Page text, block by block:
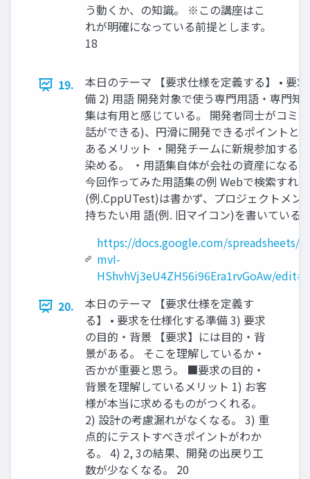
う動くか、の知識。 ※この講座はこ
れが明確になっている前提とします。
18
19.
本日のテーマ 【要求仕様を定義する】 • 要
備 2) 用語 開発対象で使う専門用語・専門知
集は有用と感じている。 開発者同士がコミ
話ができる)、円滑に開発できるポイントと
あるメリット ・開発チームに新規参加する
染める。 ・用語集自体が会社の資産になる
今回作ってみた用語集の例 Webで検索すれ
(例.CppUTest)は書かず、プロジェクトメン
持ちたい用 語(例. 旧マイコン)を書いている
https://docs.google.com/spreadsheets/
mvI-
HShvhVj3eU4ZH56i96Era1rvGoAw/
20.
本日のテーマ 【要求仕様を定義す
る】 • 要求を仕様化する準備 3) 要求
の目的・背景 【要求】には目的・背
景がある。 そこを理解しているか・
否かが重要と思う。 ■要求の目的・
背景を理解しているメリット 1) お客
様が本当に求めるものがつくれる。
2) 設計の考慮漏れがなくなる。 3) 重
点的にテストすべきポイントがわか
る。 4) 2, 3の結果、開発の出戻り工
数が少なくなる。 20